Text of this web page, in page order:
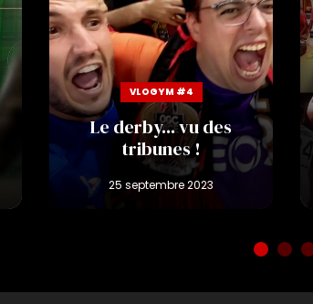
VLOGYM #4
Le derby... vu des
tribunes !